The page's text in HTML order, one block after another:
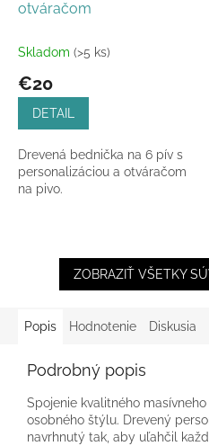
otváračom
Skladom (>5 ks)
€20
DETAIL
Drevená bednička na 6 pív s
personalizáciou a otváračom
na pivo.
ZOBRAZIŤ VŠETKY
Popis Hodnotenie Diskusia
Podrobný popis
Spojenie kvalitného
osobného štýlu. Drevený
navrhnutý tak, aby uľahčil